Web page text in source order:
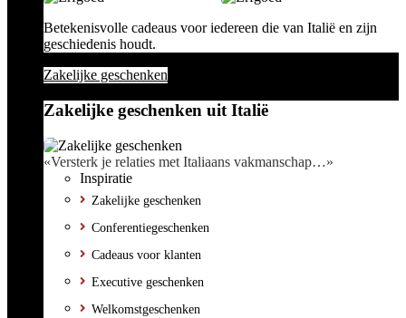
Betekenisvolle cadeaus voor iedereen die van Italië en zijn
geschiedenis houdt.
Zakelijke geschenken
Zakelijke geschenken uit Italië
«Versterk je relaties met Italiaans vakmanschap…»
Inspiratie
Zakelijke geschenken
Conferentiegeschenken
Cadeaus voor klanten
Executive geschenken
Welkomstgeschenken